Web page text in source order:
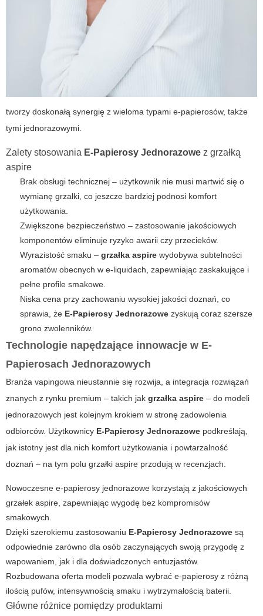
tworzy doskonałą synergię z wieloma typami e-papierosów, także
tymi jednorazowymi.
Zalety stosowania E-Papierosy Jednorazowe z grzałką
aspire
Brak obsługi technicznej – użytkownik nie musi martwić się o
wymianę grzałki, co jeszcze bardziej podnosi komfort
użytkowania.
Zwiększone bezpieczeństwo – zastosowanie jakościowych
komponentów eliminuje ryzyko awarii czy przecieków.
Wyrazistość smaku – grzałka aspire wydobywa subtelności
aromatów obecnych w e-liquidach, zapewniając zaskakujące i
pełne profile smakowe.
Niska cena przy zachowaniu wysokiej jakości doznań, co
sprawia, że E-Papierosy Jednorazowe zyskują coraz szersze
grono zwolenników.
Technologie napędzające innowacje w E-
Papierosach Jednorazowych
Branża vapingowa nieustannie się rozwija, a integracja rozwiązań
znanych z rynku premium – takich jak grzałka aspire – do modeli
jednorazowych jest kolejnym krokiem w stronę zadowolenia
odbiorców. Użytkownicy E-Papierosy Jednorazowe podkreślają,
jak istotny jest dla nich komfort użytkowania i powtarzalność
doznań – na tym polu grzałki aspire przodują w recenzjach.
Nowoczesne e-papierosy jednorazowe korzystają z jakościowych
grzałek aspire, zapewniając wygodę bez kompromisów
smakowych.
Dzięki szerokiemu zastosowaniu E-Papierosy Jednorazowe są
odpowiednie zarówno dla osób zaczynających swoją przygodę z
wapowaniem, jak i dla doświadczonych entuzjastów.
Rozbudowana oferta modeli pozwala wybrać e-papierosy z różną
ilością pufów, intensywnością smaku i wytrzymałością baterii.
Główne różnice pomiędzy produktami